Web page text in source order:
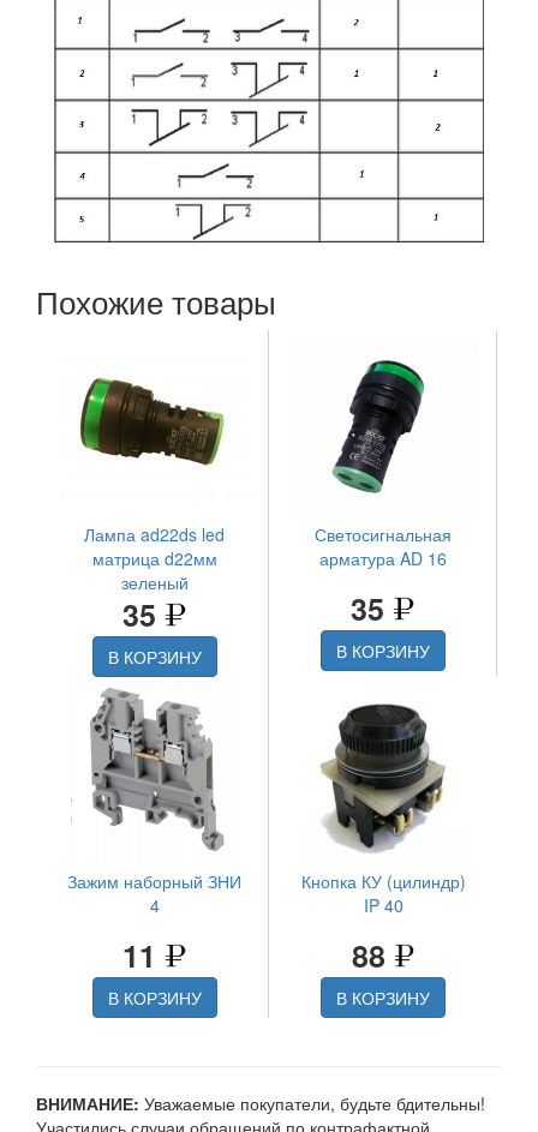
Похожие товары
Лампа ad22ds led
матрица d22мм
зеленый
35
В КОРЗИНУ
Светосигнальная
арматура AD 16
35
В КОРЗИНУ
Зажим наборный ЗНИ
4
11
В КОРЗИНУ
Кнопка КУ (цилиндр)
IP 40
88
В КОРЗИНУ
ВНИМАНИЕ: Уважаемые покупатели, будьте бдительны!
Участились случаи обращений по контрафактной